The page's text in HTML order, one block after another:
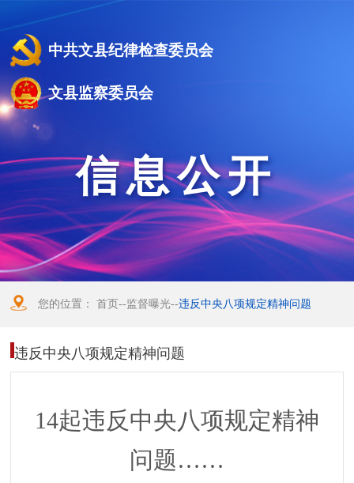
中共文县纪律检查委员会
文县监察委员会
信息公开
您的位置：首页--监督曝光--违反中央八项规定精神问题
违反中央八项规定精神问题
14起违反中央八项规定精神
问题……